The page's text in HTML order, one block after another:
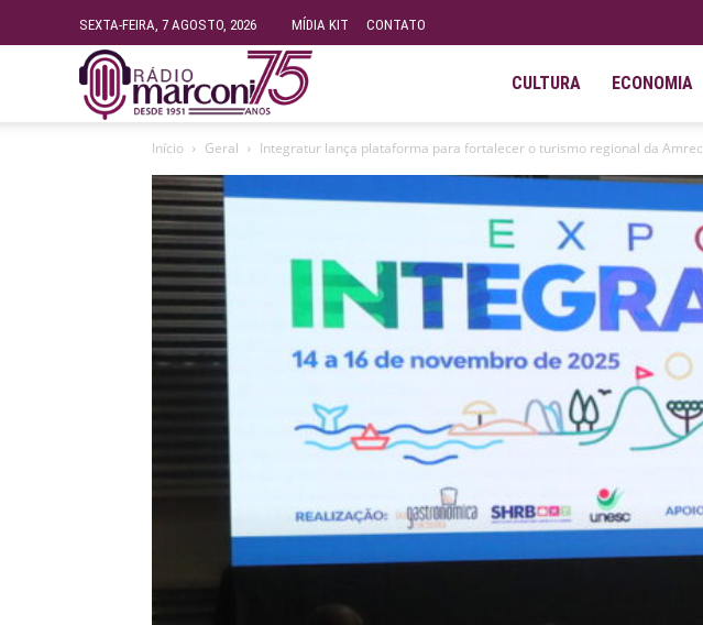
SEXTA-FEIRA, 7 AGOSTO, 2026 MÍDIA KIT CONTATO
Fundação
MHZ
CULTURA ECONOMIA
Início Geral Integratur lança plataforma para fortalecer o turismo regional da Amrec